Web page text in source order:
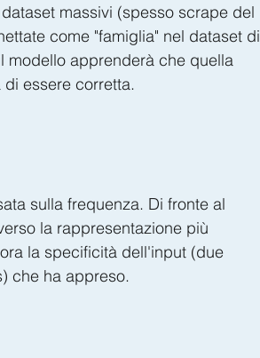
massivi (spesso scrape del
come "famiglia" nel dataset di
modello apprenderà che quella
essere corretta.
sulla frequenza. Di fronte al
la rappresentazione più
la specificità dell'input (due
che ha appreso.